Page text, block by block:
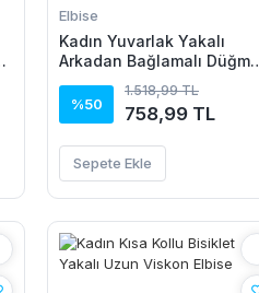
Elbise
Kadın Yuvarlak Yakalı
Arkadan Bağlamalı Düğme
Detaylı Kısa Viskon Elbise
%50
1.518,99 TL
758,99 TL
Sepete Ekle